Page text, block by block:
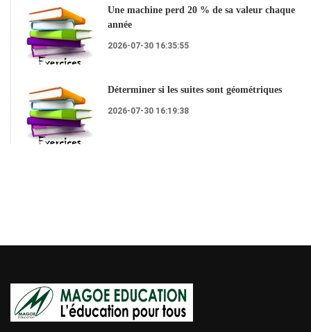
Une machine perd 20 % de sa valeur chaque
année
2026-07-30 16:35:55
Déterminer si les suites sont géométriques
2026-07-30 16:19:38